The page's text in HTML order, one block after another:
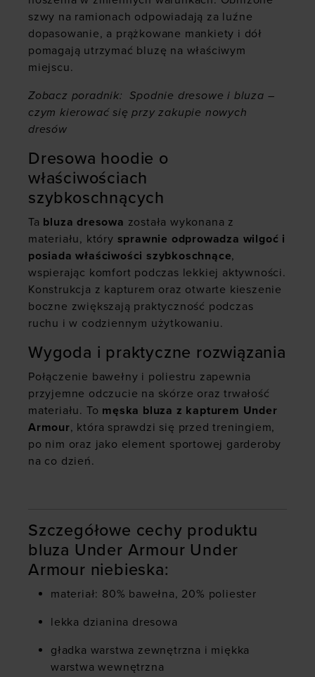
szwy na ramionach odpowiadają za luźne
dopasowanie, a prążkowane mankiety i dół
pomagają utrzymać bluzę na właściwym
miejscu.
Zobacz poradnik:Spodnie dresowe i bluza –
czym kierować się przy zakupie nowych
dresów
Dresowa hoodie o
właściwościach
szybkoschnących
Ta bluza dresowa została wykonana z
materiału, który sprawnie odprowadza wilgoć i
posiada właściwości szybkoschnące,
wspierając komfort podczas lekkiej aktywności.
Konstrukcja z kapturem oraz otwarte kieszenie
boczne zwiększają praktyczność podczas
ruchu i w codziennym użytkowaniu.
Wygoda i praktyczne rozwiązania
Połączenie bawełny i poliestru zapewnia
przyjemne odczucie na skórze oraz trwałość
materiału. To męska bluza z kapturem Under
Armour, która sprawdzi się przed treningiem,
po nim oraz jako element sportowej garderoby
na co dzień.
Szczegółowe cechy produktu
bluza Under Armour Under
Armour niebieska:
materiał: 80% bawełna, 20% poliester
lekka dzianina dresowa
gładka warstwa zewnętrzna i miękka
warstwa wewnętrzna